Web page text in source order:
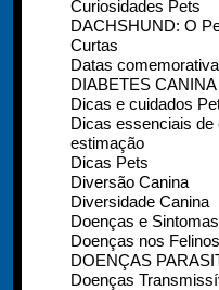
Curiosidades Pets
DACHSHUND: O
Curtas
Datas
DIABETES CANINA
Dicas e cuidados
Dicas essenciais de
estimação
Dicas Pets
Diversão Canina
Diversidade Canina
Doenças e Sintomas
Doenças nos
DOENÇAS
Doenças